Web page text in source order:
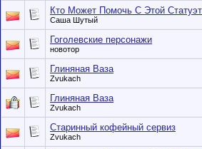
Кто Может Помочь С Этой
Саша Шутый
Гоголевские персонажи
новотор
Глиняная Ваза
Zvukach
Глиняная Ваза
Zvukach
Старинный кофейный сервиз
Zvukach